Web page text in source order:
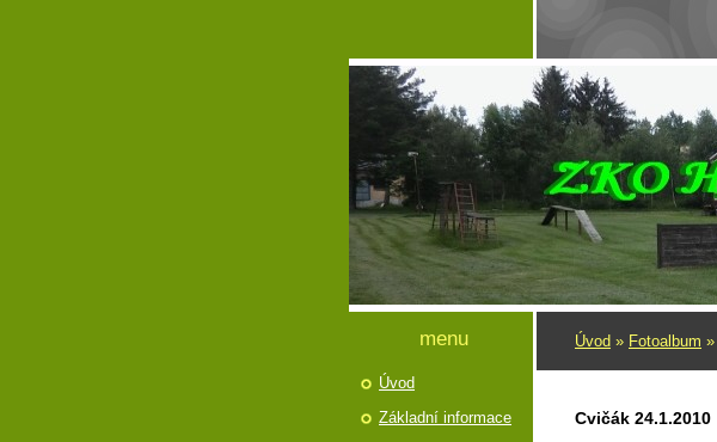
Úvod » Fotoalbum »
Cvičák 24.1.2010
menu
Úvod
Základní informace